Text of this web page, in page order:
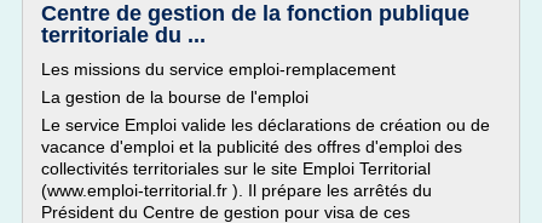
Centre de gestion de la fonction publique
territoriale du ...
Les missions du service emploi-remplacement
La gestion de la bourse de l'emploi
Le service Emploi valide les déclarations de création ou de
vacance d'emploi et la publicité des offres d'emploi des
collectivités territoriales sur le site Emploi Territorial
(www.emploi-territorial.fr ). Il prépare les arrêtés du
Président du Centre de gestion pour visa de ces